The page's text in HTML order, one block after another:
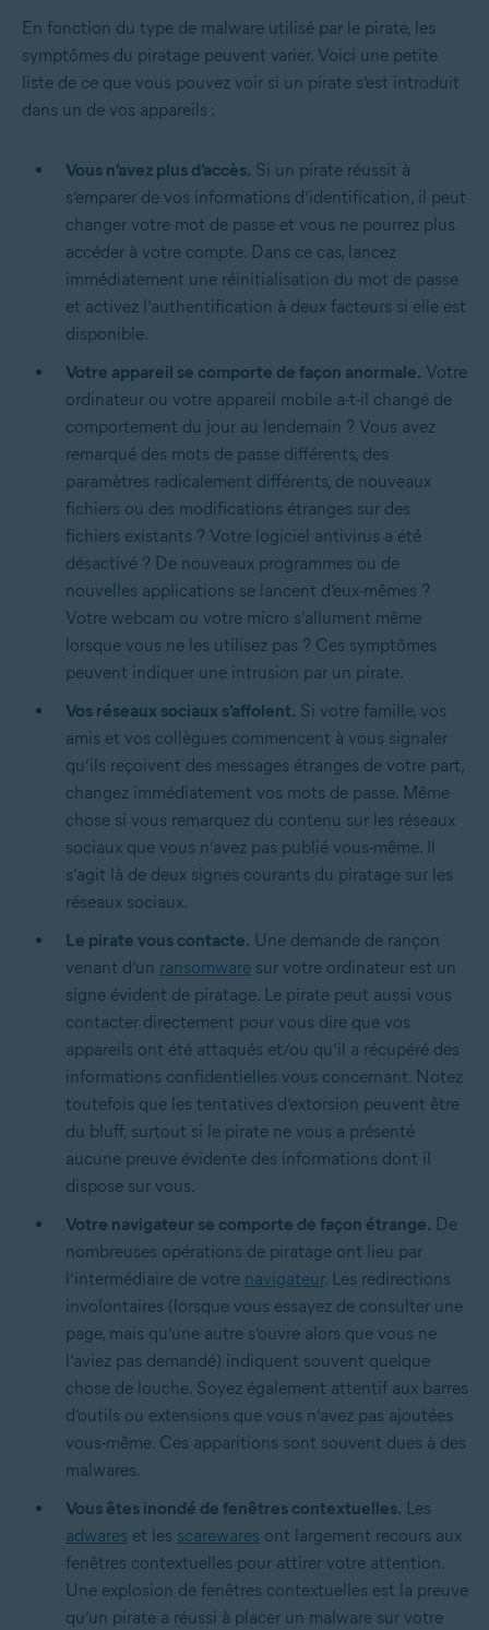
En fonction du type de malware utilisé par le pirate, les
symptômes du piratage peuvent varier. Voici une petite
liste de ce que vous pouvez voir si un pirate s’est introduit
dans un de vos appareils :
Vous n’avez plus d’accès. Si un pirate réussit à
s’emparer de vos informations d’identification, il peut
changer votre mot de passe et vous ne pourrez plus
accéder à votre compte. Dans ce cas, lancez
immédiatement une réinitialisation du mot de passe
et activez l’authentification à deux facteurs si elle est
disponible.
Votre appareil se comporte de façon anormale. Votre
ordinateur ou votre appareil mobile a-t-il changé de
comportement du jour au lendemain ? Vous avez
remarqué des mots de passe différents, des
paramètres radicalement différents, de nouveaux
fichiers ou des modifications étranges sur des
fichiers existants ? Votre logiciel antivirus a été
désactivé ? De nouveaux programmes ou de
nouvelles applications se lancent d’eux-mêmes ?
Votre webcam ou votre micro s’allument même
lorsque vous ne les utilisez pas ? Ces symptômes
peuvent indiquer une intrusion par un pirate.
Vos réseaux sociaux s’affolent. Si votre famille, vos
amis et vos collègues commencent à vous signaler
qu’ils reçoivent des messages étranges de votre part,
changez immédiatement vos mots de passe. Même
chose si vous remarquez du contenu sur les réseaux
sociaux que vous n’avez pas publié vous-même. Il
s’agit là de deux signes courants du piratage sur les
réseaux sociaux.
Le pirate vous contacte. Une demande de rançon
venant d’un ransomware sur votre ordinateur est un
signe évident de piratage. Le pirate peut aussi vous
contacter directement pour vous dire que vos
appareils ont été attaqués et/ou qu’il a récupéré des
informations confidentielles vous concernant. Notez
toutefois que les tentatives d’extorsion peuvent être
du bluff, surtout si le pirate ne vous a présenté
aucune preuve évidente des informations dont il
dispose sur vous.
Votre navigateur se comporte de façon étrange. De
nombreuses opérations de piratage ont lieu par
l’intermédiaire de votre navigateur. Les redirections
involontaires (lorsque vous essayez de consulter une
page, mais qu’une autre s’ouvre alors que vous ne
l’aviez pas demandé) indiquent souvent quelque
chose de louche. Soyez également attentif aux barres
d’outils ou extensions que vous n’avez pas ajoutées
vous-même. Ces apparitions sont souvent dues à des
malwares.
Vous êtes inondé de fenêtres contextuelles. Les
adwares et les scarewares ont largement recours aux
fenêtres contextuelles pour attirer votre attention.
Une explosion de fenêtres contextuelles est la preuve
qu’un pirate a réussi à placer un malware sur votre